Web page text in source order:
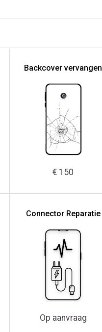
Backcover vervangen
€ 150
Connector Reparatie
Op aanvraag